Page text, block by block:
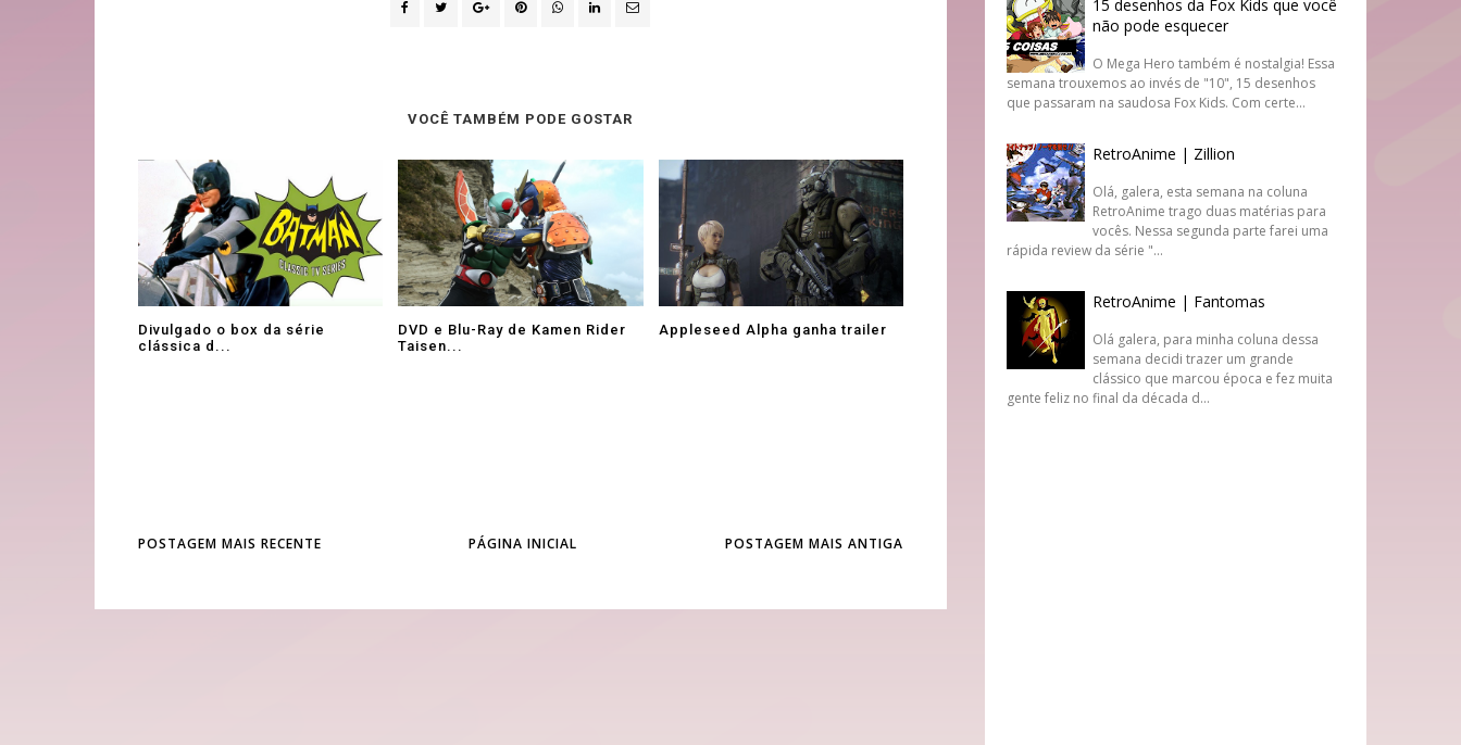
VOCÊ TAMBÉM PODE GOSTAR
Divulgado o box da série
clássica d...
DVD e Blu-Ray de Kamen Rider
Taisen...
Appleseed Alpha ganha trailer
POSTAGEM MAIS RECENTE POSTAGEM MAIS ANTIGA
PÁGINA INICIAL
15 desenhos da Fox Kids que você
não pode esquecer
O Mega Hero também é nostalgia! Essa
semana trouxemos ao invés de "10", 15 desenhos
que passaram na saudosa Fox Kids. Com certe...
RetroAnime | Zillion
Olá, galera, esta semana na coluna
RetroAnime trago duas matérias para
vocês. Nessa segunda parte farei uma
rápida review da série "...
RetroAnime | Fantomas
Olá galera, para minha coluna dessa
semana decidi trazer um grande
clássico que marcou época e fez muita
gente feliz no final da década d...